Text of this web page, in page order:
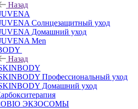
Назад
Солнцезащитный уход
Домашний уход
Men
Назад
Профессиональный уход
Домашний уход
ЭКЗОСОМЫ